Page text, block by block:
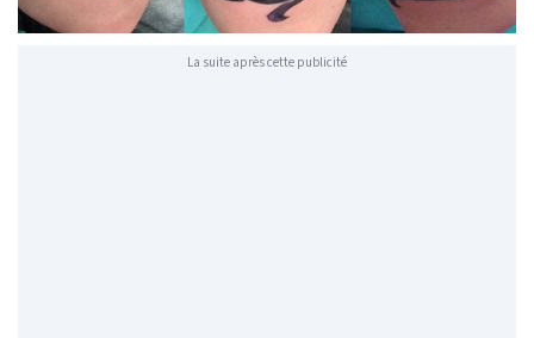
La suite après cette publicité